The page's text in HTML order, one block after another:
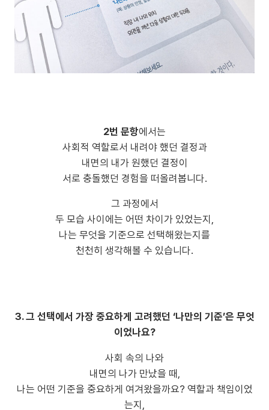
2번 문항에서는
사회적 역할로서 내려야 했던 결정과
내면의 내가 원했던 결정이
서로 충돌했던 경험을 떠올려봅니다.
그 과정에서
두 모습 사이에는 어떤 차이가 있었는지,
나는 무엇을 기준으로 선택해왔는지를
천천히 생각해볼 수 있습니다.
3. 그 선택에서 가장 중요하게 고려했던 ‘나만의 기준’은 무엇
이었나요?
사회 속의 나와
내면의 나가 만났을 때,
나는 어떤 기준을 중요하게 여겨왔을까요? 역할과 책임이었
는지,